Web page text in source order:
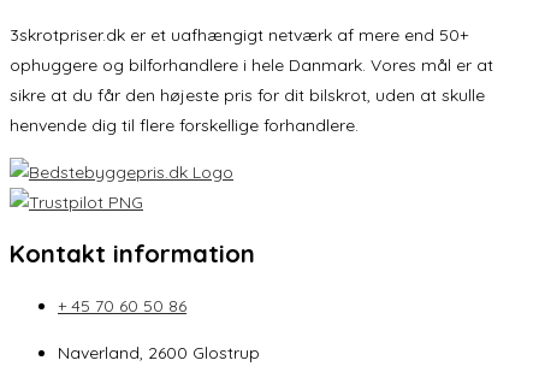
3skrotpriser.dk er et uafhængigt netværk af mere end 50+
ophuggere og bilforhandlere i hele Danmark. Vores mål er at
sikre at du får den højeste pris for dit bilskrot, uden at skulle
henvende dig til flere forskellige forhandlere.
Kontakt information
+ 45 70 60 50 86
Naverland, 2600 Glostrup